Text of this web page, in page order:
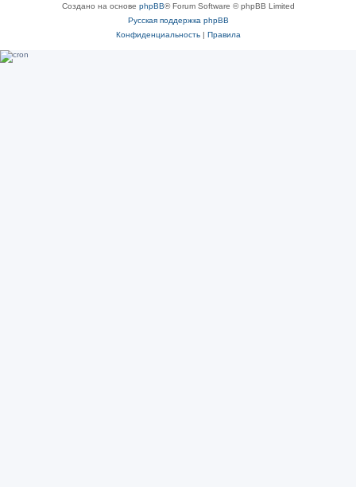
Создано на основе phpBB® Forum Software © phpBB Limited
Русская поддержка phpBB
Конфиденциальность| Правила